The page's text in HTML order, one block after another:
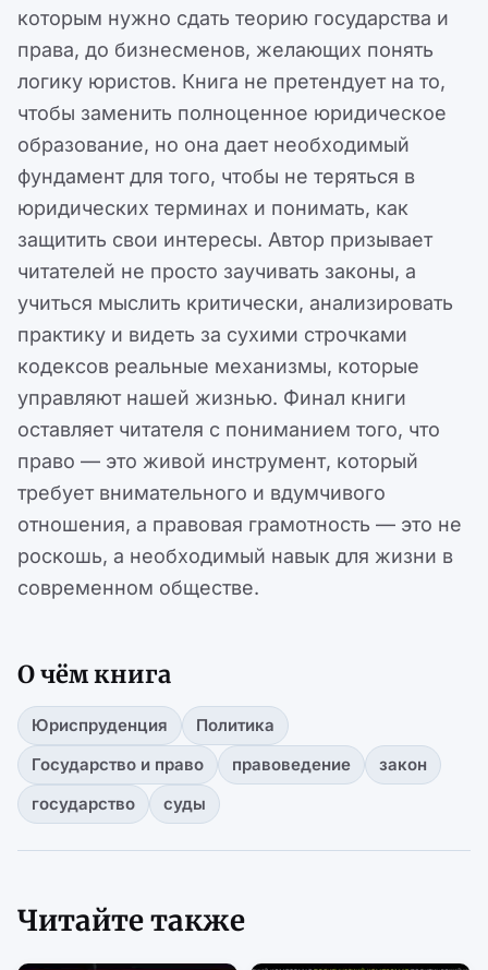
которым нужно сдать теорию государства и
права, до бизнесменов, желающих понять
логику юристов. Книга не претендует на то,
чтобы заменить полноценное юридическое
образование, но она дает необходимый
фундамент для того, чтобы не теряться в
юридических терминах и понимать, как
защитить свои интересы. Автор призывает
читателей не просто заучивать законы, а
учиться мыслить критически, анализировать
практику и видеть за сухими строчками
кодексов реальные механизмы, которые
управляют нашей жизнью. Финал книги
оставляет читателя с пониманием того, что
право — это живой инструмент, который
требует внимательного и вдумчивого
отношения, а правовая грамотность — это не
роскошь, а необходимый навык для жизни в
современном обществе.
О чём книга
Юриспруденция
Политика
Государство и право
правоведение
закон
государство
суды
Читайте также